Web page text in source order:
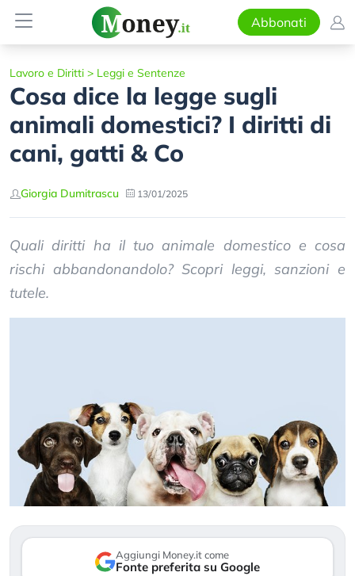
Abbonati
Lavoro e Diritti > Leggi e Sentenze
Cosa dice la legge sugli
animali domestici? I diritti di
cani, gatti & Co
Giorgia Dumitrascu 13/01/2025
Quali diritti ha il tuo animale domestico e cosa
rischi abbandonandolo? Scopri leggi, sanzioni e
tutele.
Aggiungi Money.it come
Fonte preferita su Google